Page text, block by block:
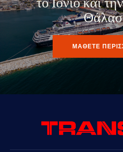
το Ιόνιο και
ΜΑΘΕΤΕ